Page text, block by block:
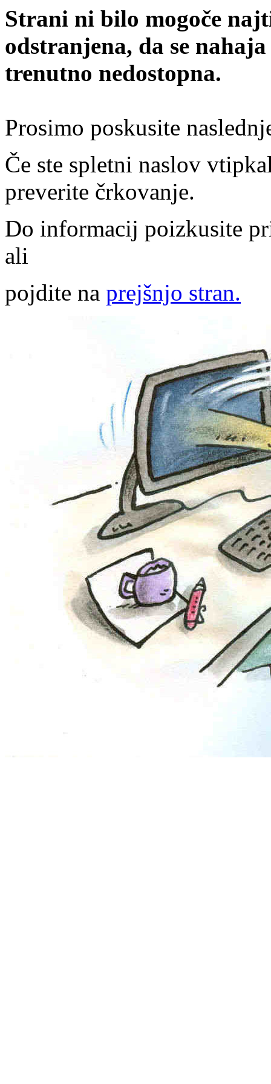
Strani ni bilo mogoče
odstranjena, da se
trenutno nedostopna.
Prosimo poskusite
Če ste spletni naslov
preverite črkovanje.
Do informacij poizkusite
ali
pojdite na prejšnjo stran.